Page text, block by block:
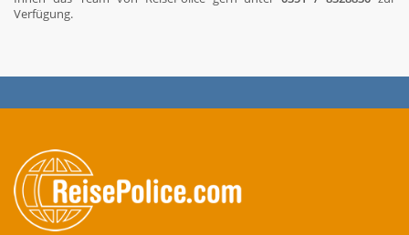
Verfügung.